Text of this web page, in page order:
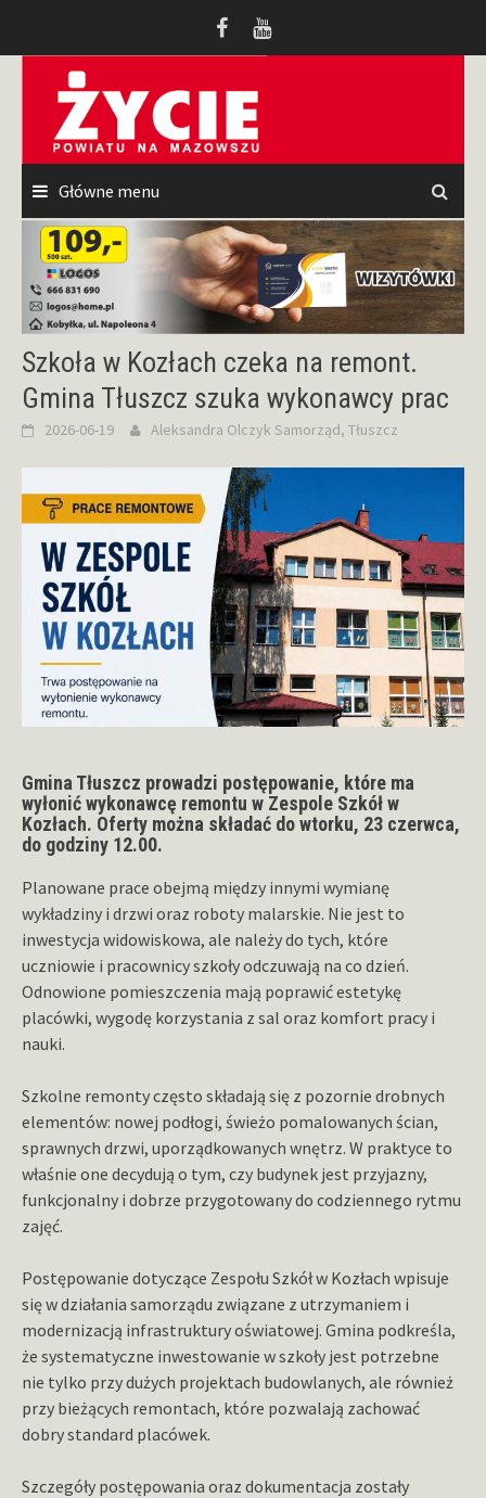
Główne menu
Szkoła w Kozłach czeka na remont.
Gmina Tłuszcz szuka wykonawcy prac
2026-06-19 Aleksandra Olczyk Samorząd, Tłuszcz
Gmina Tłuszcz prowadzi postępowanie, które ma
wyłonić wykonawcę remontu w Zespole Szkół w
Kozłach. Oferty można składać do wtorku, 23 czerwca,
do godziny 12.00.
Planowane prace obejmą między innymi wymianę
wykładziny i drzwi oraz roboty malarskie. Nie jest to
inwestycja widowiskowa, ale należy do tych, które
uczniowie i pracownicy szkoły odczuwają na co dzień.
Odnowione pomieszczenia mają poprawić estetykę
placówki, wygodę korzystania z sal oraz komfort pracy i
nauki.
Szkolne remonty często składają się z pozornie drobnych
elementów: nowej podłogi, świeżo pomalowanych ścian,
sprawnych drzwi, uporządkowanych wnętrz. W praktyce to
właśnie one decydują o tym, czy budynek jest przyjazny,
funkcjonalny i dobrze przygotowany do codziennego rytmu
zajęć.
Postępowanie dotyczące Zespołu Szkół w Kozłach wpisuje
się w działania samorządu związane z utrzymaniem i
modernizacją infrastruktury oświatowej. Gmina podkreśla,
że systematyczne inwestowanie w szkoły jest potrzebne
nie tylko przy dużych projektach budowlanych, ale również
przy bieżących remontach, które pozwalają zachować
dobry standard placówek.
Szczegóły postępowania oraz dokumentacja zostały